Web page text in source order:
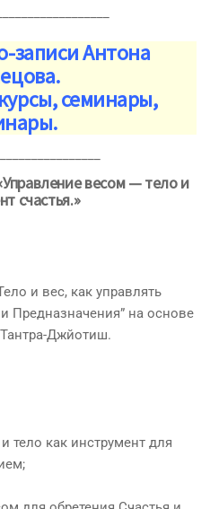
записи Антона
семинары,
весом — тело и
счастья.»
и вес, как управлять
Предназначения” на основе
Джйотиш.
тело как инструмент для